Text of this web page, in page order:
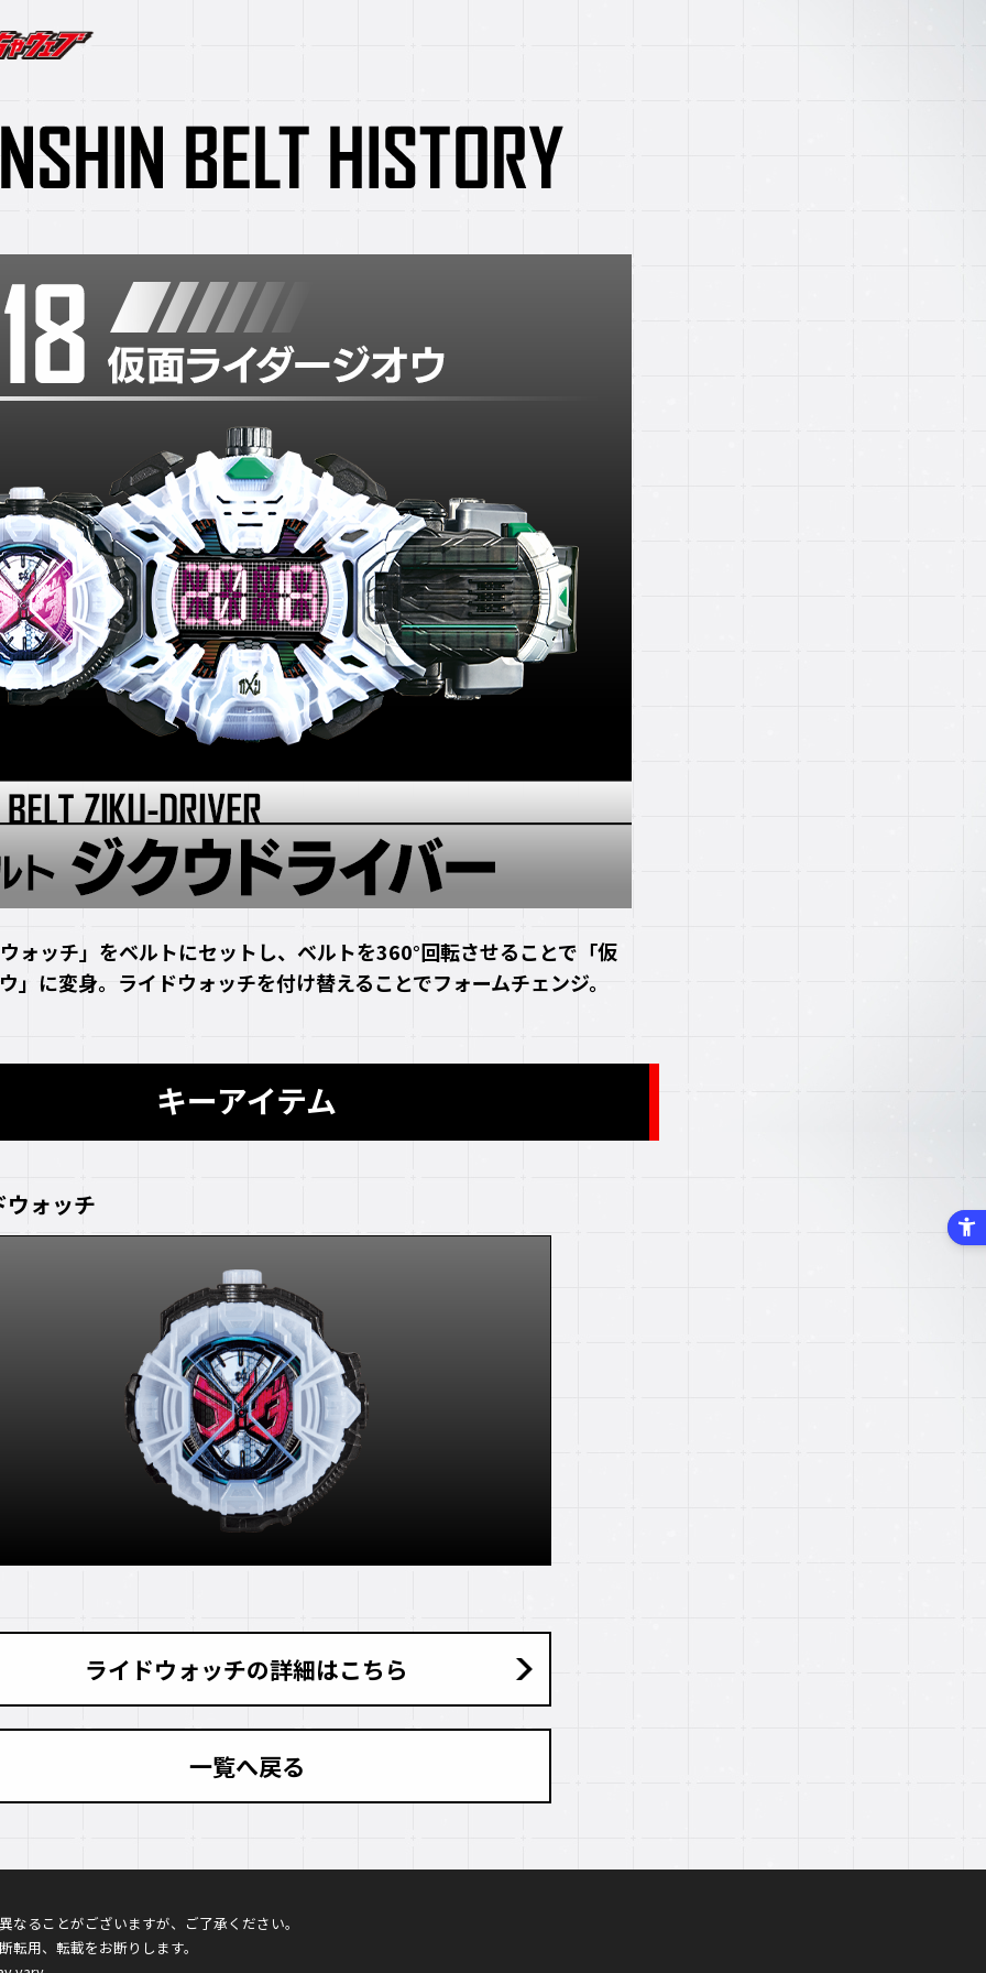
ォッチ」をベルトにセットし、ベルトを360°回転させることで「仮
」に変身。ライドウォッチを付け替えることでフォームチェンジ。
キーアイテム
ウォッチ
ライドウォッチの詳細はこちら
一覧へ戻る
ることがございますが、ご了承ください。
用、転載をお断りします。